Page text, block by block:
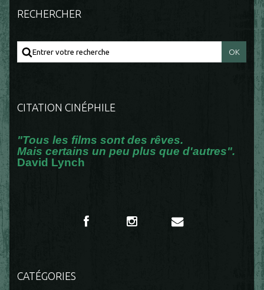
RECHERCHER
CITATION CINÉPHILE
"Tous les films sont des rêves.
Mais certains un peu plus que d'autres".
David Lynch
CATÉGORIES